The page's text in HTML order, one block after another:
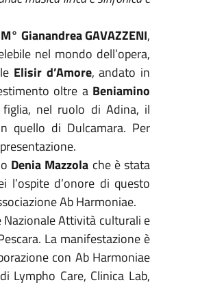
M° Gianandrea GAVAZZENI,
nel mondo dell’opera,
Elisir d’Amore, andato in
oltre a Beniamino
nel ruolo di Adina, il
quello di Dulcamara. Per
Denia Mazzola che è stata
d’onore di questo
Ab Harmoniae.
Nazionale Attività culturali e
La manifestazione è
con Ab Harmoniae
Lympho Care, Clinica Lab,